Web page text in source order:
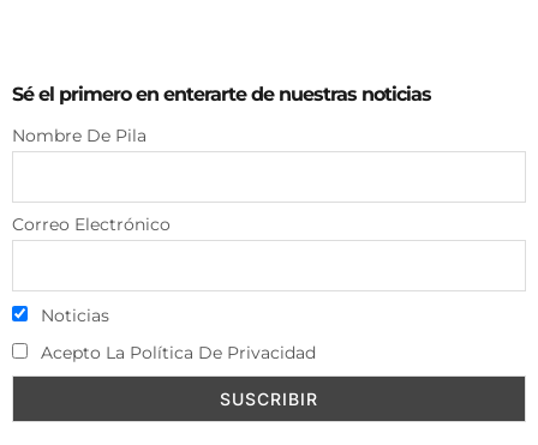
Sé el primero en enterarte de nuestras noticias
Nombre De Pila
Correo Electrónico
Noticias
Acepto La Política De Privacidad